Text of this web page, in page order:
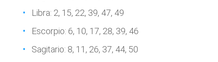
Libra: 2, 15, 22, 39, 47, 49
Escorpio: 6, 10, 17, 28, 39, 46
Sagitario: 8, 11, 26, 37, 44, 50